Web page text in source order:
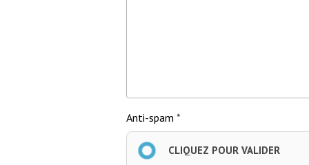
Anti-spam
CLIQUEZ POUR VALIDER